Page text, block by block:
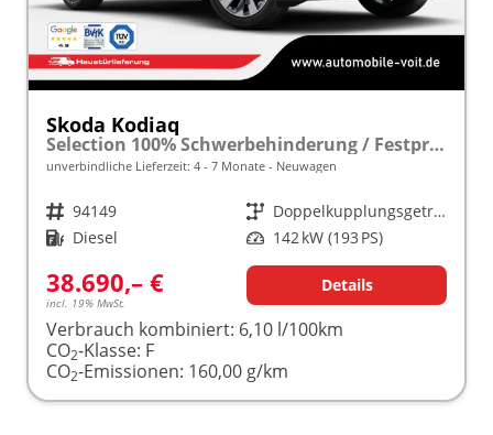
Skoda Kodiaq
Selection 100% Schwerbehinderung / Festpreisgarantie* Modelljahr 2.0 TDI 193 PS DSG 4x4 "Sonderangebot bei Schwerbehinderung" frei konfigurierbar!
unverbindliche Lieferzeit: 4 - 7 Monate Neuwagen
Fahrzeugnr. 94149 Getriebe
Doppelkupplungsgetriebe (DSG)
Kraftstoff Diesel Leistung 142 kW (193 PS)
38.690,– €
incl. 19% MwSt.
Details
Verbrauch kombiniert: 6,10 l/100km
CO2-Klasse: F
CO2-Emissionen: 160,00 g/km